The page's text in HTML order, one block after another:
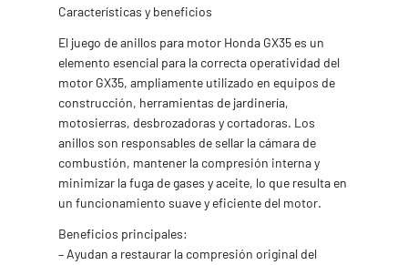
Características y beneficios
El juego de anillos para motor Honda GX35 es un
elemento esencial para la correcta operatividad del
motor GX35, ampliamente utilizado en equipos de
construcción, herramientas de jardinería,
motosierras, desbrozadoras y cortadoras. Los
anillos son responsables de sellar la cámara de
combustión, mantener la compresión interna y
minimizar la fuga de gases y aceite, lo que resulta en
un funcionamiento suave y eficiente del motor.
Beneficios principales:
– Ayudan a restaurar la compresión original del